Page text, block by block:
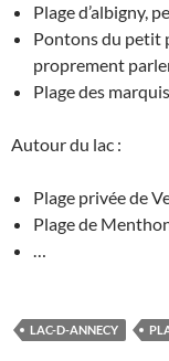
Plage d’albigny,
Pontons du petit
proprement
Plage des
Autour du lac :
Plage privée de
Plage de
…
LAC-D-ANNECY